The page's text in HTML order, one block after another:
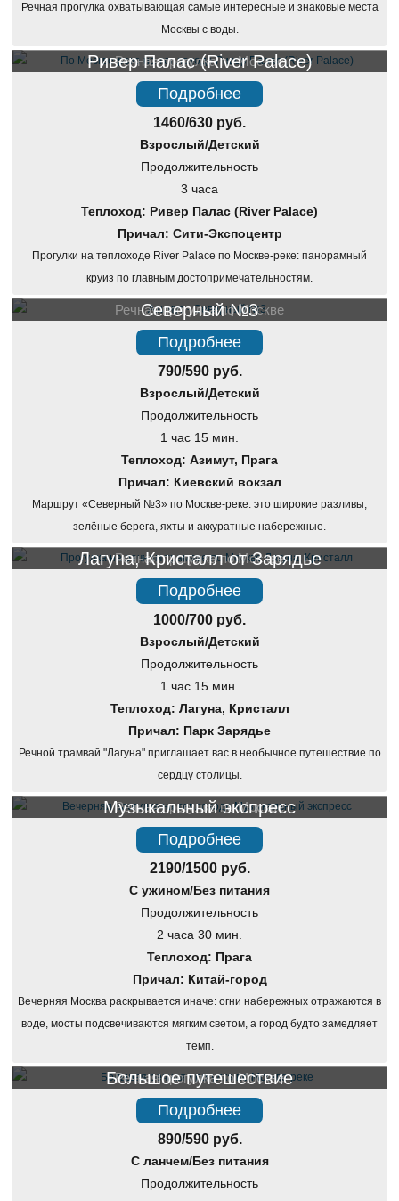
Речная прогулка охватывающая самые интересные и знаковые места
Москвы с воды.
Речная прогулка по Москве
Ривер Палас (River Palace)
Подробнее
1460/630 руб.
Взрослый/Детский
Продолжительность
3 часа
Теплоход: Ривер Палас (River Palace)
Причал: Сити-Экспоцентр
Прогулки на теплоходе River Palace по Москве-реке: панорамный
круиз по главным достопримечательностям.
Речная прогулка по Москве
Северный №3
Подробнее
790/590 руб.
Взрослый/Детский
Продолжительность
1 час 15 мин.
Теплоход: Азимут, Прага
Причал: Киевский вокзал
Маршрут «Северный №3» по Москве-реке: это широкие разливы,
зелёные берега, яхты и аккуратные набережные.
Речная прогулка по Москве
Лагуна, Кристалл от Зарядье
Подробнее
1000/700 руб.
Взрослый/Детский
Продолжительность
1 час 15 мин.
Теплоход: Лагуна, Кристалл
Причал: Парк Зарядье
Речной трамвай "Лагуна" приглашает вас в необычное путешествие по
сердцу столицы.
Речная прогулка по Москве
Музыкальный экспресс
Подробнее
2190/1500 руб.
С ужином/Без питания
Продолжительность
2 часа 30 мин.
Теплоход: Прага
Причал: Китай-город
Вечерняя Москва раскрывается иначе: огни набережных отражаются в
воде, мосты подсвечиваются мягким светом, а город будто замедляет
темп.
Речная прогулка по Москве
Большое путешествие
Подробнее
890/590 руб.
С ланчем/Без питания
Продолжительность